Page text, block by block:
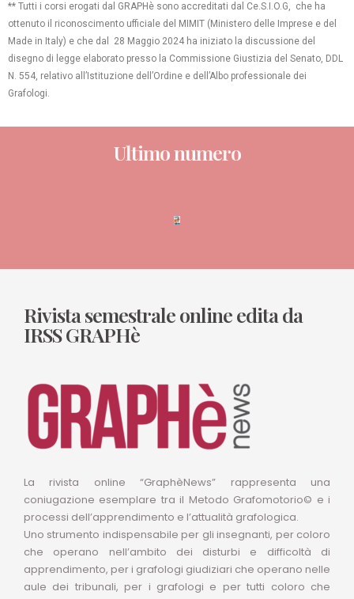
** Tutti i corsi erogati dal GRAPHè sono accreditati dal Ce.S.I.O.G, che ha
ottenuto il riconoscimento ufficiale del MIMIT (Ministero delle Imprese e del
Made in Italy) e che dal 28 Maggio 2024 ha iniziato la discussione del
disegno di legge elaborato presso la Commissione Giustizia del Senato, DDL
N. 554, relativo all’Istituzione dell’Ordine e dell’Albo professionale dei
Grafologi.
Ultimo numero
Rivista semestrale online edita da
IRSS GRAPHè
La rivista online “GraphèNews” rappresenta una
coniugazione esemplare tra il Metodo Grafomotorio© e i
processi dell’apprendimento e l’attualità grafologica.
Uno strumento indispensabile per gli insegnanti, per coloro
che operano nell’ambito dei disturbi e difficoltà di
apprendimento, per i grafologi giudiziari che operano nelle
aule dei tribunali, per i grafologi e per tutti coloro che